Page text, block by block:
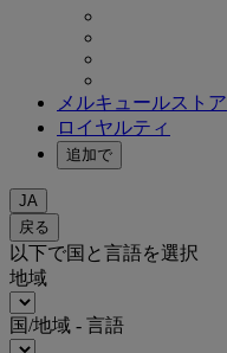
メルキュールストア
ロイヤルティ
追加で
JA
戻る
以下で国と言語を選択
地域
国/地域 - 言語